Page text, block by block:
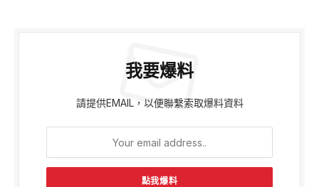
我要爆料
請提供EMAIL，以便聯繫索取爆料資料